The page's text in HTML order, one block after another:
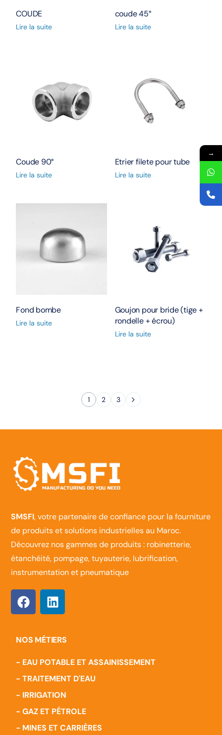
COUDE
Lire la suite
coude 45°
Lire la suite
Coude 90°
Lire la suite
Etrier filete pour tube
Lire la suite
Fond bombe
Lire la suite
Goujon pour bride (tige +
rondelle + écrou)
Lire la suite
1 2 3
SMSFI, votre partenaire de confiance pour la fourniture
de produits et solutions industrielles au Maroc.
Découvrez nos gammes de produits : robinetterie,
étanchéité, pompage, tuyauterie, lubrification,
instrumentation et pneumatique
NOS MÉTIERS
- EAU POTABLE ET ASSAINISSEMENT
- TRAITEMENT D'EAU
- IRRIGATION
- GAZ ET PÉTROLE
- MINES ET CARRIÈRES
→